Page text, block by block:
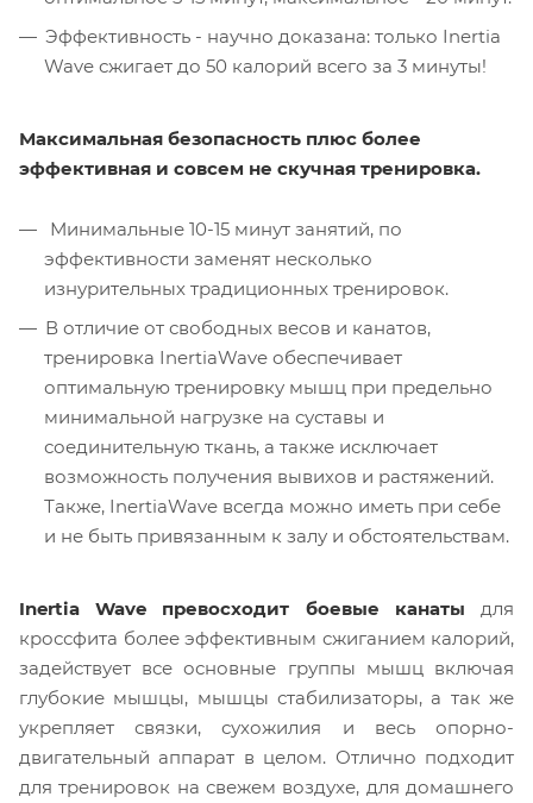
Эффективность - научно доказана: только Inertia
Wave сжигает до 50 калорий всего за 3 минуты!
Максимальная безопасность плюс более
эффективная и совсем не скучная тренировка.
Минимальные 10-15 минут занятий, по
эффективности заменят несколько
изнурительных традиционных тренировок.
В отличие от свободных весов и канатов,
тренировка InertiaWave обеспечивает
оптимальную тренировку мышц при предельно
минимальной нагрузке на суставы и
соединительную ткань, а также исключает
возможность получения вывихов и растяжений.
Также, InertiaWave всегда можно иметь при себе
и не быть привязанным к залу и обстоятельствам.
Inertia Wave превосходит боевые канаты для
кроссфита более эффективным сжиганием калорий,
задействует все основные группы мышц включая
глубокие мышцы, мышцы стабилизаторы, а так же
укрепляет связки, сухожилия и весь опорно-
двигательный аппарат в целом. Отлично подходит
для тренировок на свежем воздухе, для домашнего